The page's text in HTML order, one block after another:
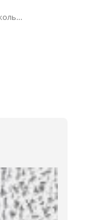
Противоскользящие ленты